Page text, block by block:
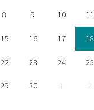
8 9 10 11
15 16 17 18
22 23 24 25
29 30 1 2